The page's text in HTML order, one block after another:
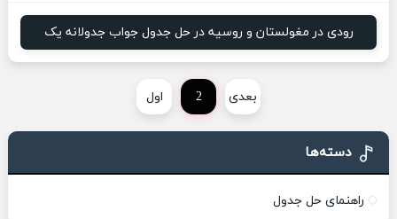
رودی در مغولستان و روسیه در حل جدول جواب جدولانه یک
اول 2 بعدی
دسته‌ها
راهنمای حل جدول